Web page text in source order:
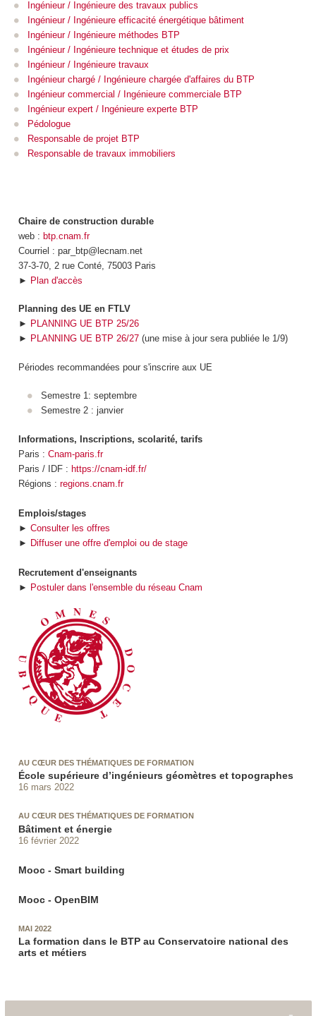
Ingénieur / Ingénieure des travaux publics
Ingénieur / Ingénieure efficacité énergétique bâtiment
Ingénieur / Ingénieure méthodes BTP
Ingénieur / Ingénieure technique et études de prix
Ingénieur / Ingénieure travaux
Ingénieur chargé / Ingénieure chargée d'affaires du BTP
Ingénieur commercial / Ingénieure commerciale BTP
Ingénieur expert / Ingénieure experte BTP
Pédologue
Responsable de projet BTP
Responsable de travaux immobiliers
Chaire de construction durable
web : btp.cnam.fr
Courriel : par_btp@lecnam.net
37-3-70, 2 rue Conté, 75003 Paris
► Plan d'accès
Planning des UE en FTLV
► PLANNING UE BTP 25/26
► PLANNING UE BTP 26/27(une mise à jour sera publiée le 1/9)
Périodes recommandées pour s'inscrire aux UE
Semestre 1: septembre
Semestre 2 : janvier
Informations, Inscriptions, scolarité, tarifs
Paris : Cnam-paris.fr
Paris / IDF : https://cnam-idf.fr/
Régions : regions.cnam.fr
Emplois/stages
► Consulter les offres
► Diffuser une offre d'emploi ou de stage
Recrutement d'enseignants
► Postuler dans l'ensemble du réseau Cnam
AU CŒUR DES THÉMATIQUES DE FORMATION
École supérieure d’ingénieurs géomètres et topographes
16 mars 2022
AU CŒUR DES THÉMATIQUES DE FORMATION
Bâtiment et énergie
16 février 2022
Mooc - Smart building
Mooc - OpenBIM
MAI 2022
La formation dans le BTP au Conservatoire national des
arts et métiers